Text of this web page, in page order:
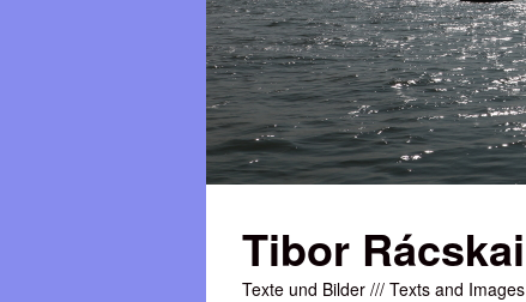
Tibor Rácskai
Texte und Bilder /// Texts and Images